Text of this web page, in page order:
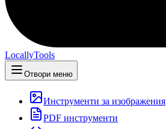
LocallyTools
Отвори меню
Инструменти за изображения
PDF инструменти